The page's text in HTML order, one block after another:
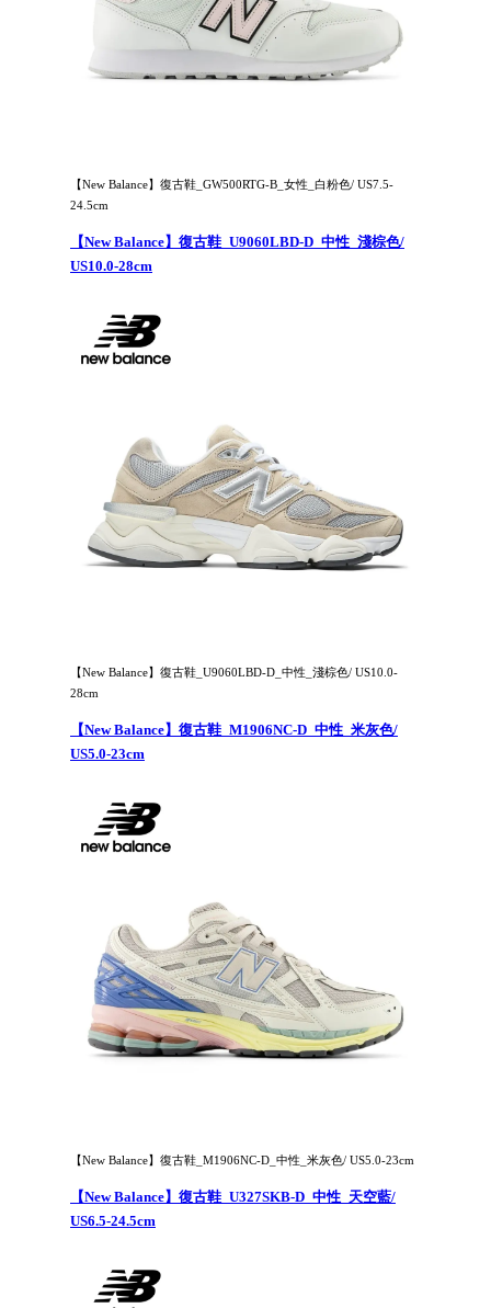
【New Balance】復古鞋_GW500RTG-B_女性_白粉色/ US7.5-
24.5cm
【New Balance】復古鞋_U9060LBD-D_中性_淺棕色/
US10.0-28cm
【New Balance】復古鞋_U9060LBD-D_中性_淺棕色/ US10.0-
28cm
【New Balance】復古鞋_M1906NC-D_中性_米灰色/
US5.0-23cm
【New Balance】復古鞋_M1906NC-D_中性_米灰色/ US5.0-23cm
【New Balance】復古鞋_U327SKB-D_中性_天空藍/
US6.5-24.5cm